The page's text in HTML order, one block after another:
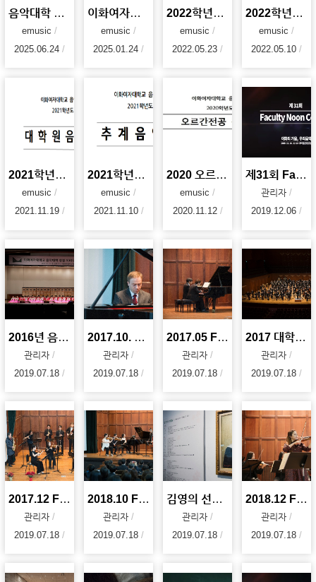
음악대학 창립 100주년 기념 음악회
emusic
2025.06.24
이화여자대학교 음악대학 100주년
emusic
2025.01.24
2022학년도 1학기 음악대학 대학원 음악회
emusic
2022.05.23
2022학년도 음악대학 춘계음악회
emusic
2022.05.10
2021학년도 음악대학 대학원음악회
emusic
2021.11.19
2021학년도 음악대학 추계음악회
emusic
2021.11.10
2020 오르간전공 음악회
emusic
2020.11.12
제31회 Faculty Noon Concert '이화의 가을, 우리음악'
관리자
2019.12.06
2016년 음악대학 90주년 기녕 대음악회 사진 자료
관리자
2019.07.18
2017.10. Faculty Noon Concert
관리자
2019.07.18
2017.05 Faculty Noon Concert
관리자
2019.07.18
2017 대학오케스트라 축제
관리자
2019.07.18
2017.12 Faculty Noon Concert
관리자
2019.07.18
2018.10 Faculty Noon Concert
관리자
2019.07.18
김영의 선생님 추모 전시회 및 개막식(김영의, 음악으로 참 아름다운 세상을 꿈꾸다)
관리자
2019.07.18
2018.12 Faculty Noon Concert
관리자
2019.07.18